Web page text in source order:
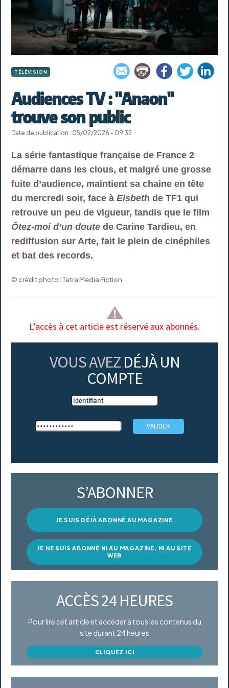
TÉLÉVISION
Audiences TV : "Anaon"
trouve son public
Date de publication : 05/02/2026 - 09:32
La série fantastique française de France 2
démarre dans les clous, et malgré une grosse
fuite d’audience, maintient sa chaine en tête
du mercredi soir, face àElsbeth de TF1 qui
retrouve un peu de vigueur, tandis que le film
Ôtez-moi d’un doute de Carine Tardieu, en
rediffusion sur Arte, fait le plein de cinéphiles
et bat des records.
© crédit photo : Tetra Media Fiction
L’accès à cet article est réservé aux abonnés.
VOUS AVEZ DÉJÀ UN
COMPTE
S’ABONNER
JE SUIS DÉJÀ ABONNÉ AU MAGAZINE
JE NE SUIS ABONNÉ NI AU MAGAZINE, NI AU SITE
WEB
ACCÈS 24 HEURES
Pour lire cet article et accéder à tous les contenus du
site durant 24 heures
CLIQUEZ ICI